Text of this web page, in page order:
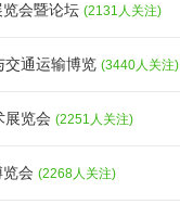
会暨论坛 (2131人关注)
交通运输博览 (3440人关注)
展览会 (2251人关注)
会 (2268人关注)